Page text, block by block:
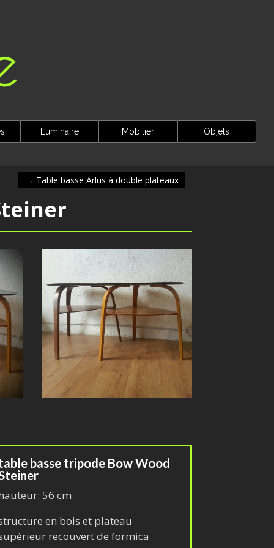
Luminaire Mobilier Objets
→ Table basse Arlus à double plateaux
basse tripode Bow Wood
56 cm
en bois et plateau
recouvert de formica